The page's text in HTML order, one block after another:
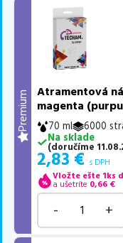
Premium
Atramentová
magenta
70 ml 6000
Na sklade
(doručíme
2,83 € s DPH
Vložte ešte 1ks
a ušetríte 0,66 €
- +